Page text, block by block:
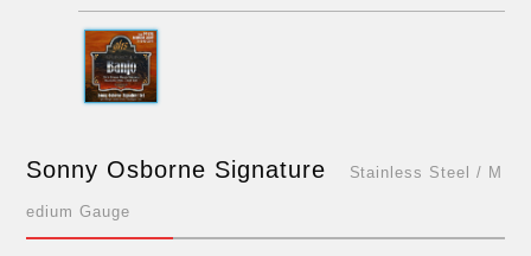
Sonny Osborne Signature Stainless Steel / M
edium Gauge